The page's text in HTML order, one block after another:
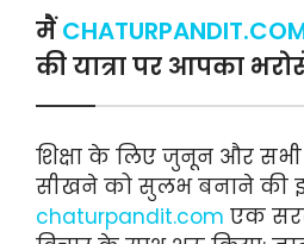
मैं
की यात्रा पर आपका
शिक्षा के लिए जुनून और
सीखने को सुलभ बनाने की
chaturpandit.com एक